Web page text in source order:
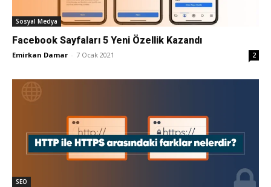
Sosyal Medya
Facebook Sayfaları 5 Yeni Özellik Kazandı
Emirkan Damar - 7 Ocak 2021 2
SEO